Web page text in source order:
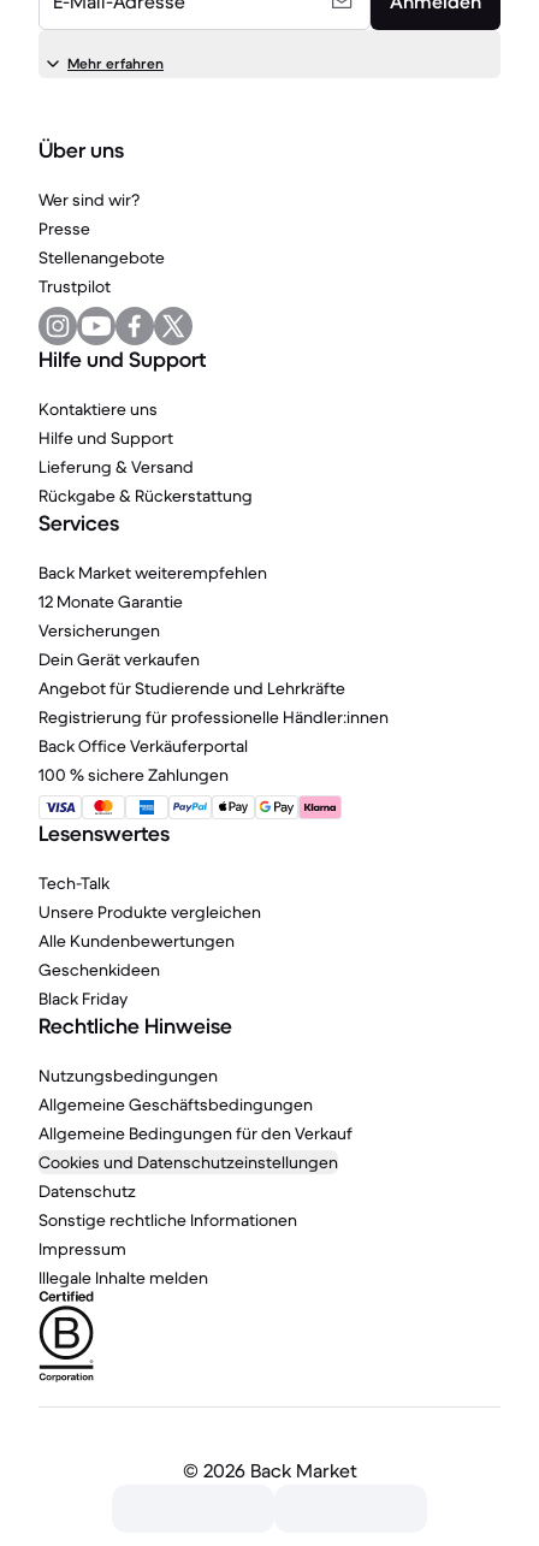
Mehr erfahren
Über uns
Wer sind wir?
Presse
Stellenangebote
Trustpilot
Hilfe und Support
Kontaktiere uns
Hilfe und Support
Lieferung & Versand
Rückgabe & Rückerstattung
Services
Back Market weiterempfehlen
12 Monate Garantie
Versicherungen
Dein Gerät verkaufen
Angebot für Studierende und Lehrkräfte
Registrierung für professionelle Händler:innen
Back Office Verkäuferportal
100 % sichere Zahlungen
Lesenswertes
Tech-Talk
Unsere Produkte vergleichen
Alle Kundenbewertungen
Geschenkideen
Black Friday
Rechtliche Hinweise
Nutzungsbedingungen
Allgemeine Geschäftsbedingungen
Allgemeine Bedingungen für den Verkauf
Cookies und Datenschutzeinstellungen
Datenschutz
Sonstige rechtliche Informationen
Impressum
Illegale Inhalte melden
© 2026 Back Market